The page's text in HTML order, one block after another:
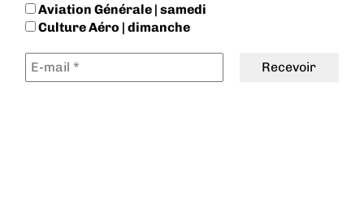
Aviation Générale | samedi
Culture Aéro | dimanche